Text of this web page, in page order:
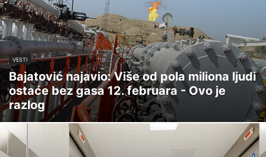
VESTI
Bajatović najavio: Više od pola miliona ljudi
ostaće bez gasa 12. februara - Ovo je
razlog